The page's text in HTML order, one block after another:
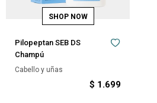
Pilopeptan SEB DS
Champú
Cabello y uñas
$ 1.699